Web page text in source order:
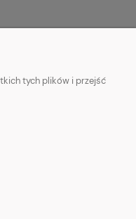
tych plików i przejść